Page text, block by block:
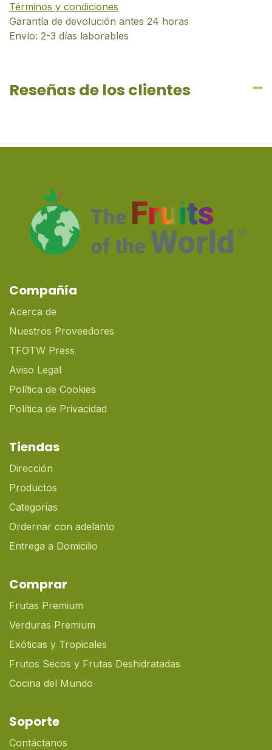
Términos y condiciones
Garantía de devolución antes 24 horas
Envío: 2-3 días laborables
Reseñas de los clientes
Compañía
Acerca de
Nuestros Proveedores
TFOTW Press
Aviso Legal
Política de Cookies
Política de Privacidad
Tiendas
Dirección
Productos
Categorias
Ordernar con adelanto
Entrega a Domicilio
Comprar
Frutas Premium
Verduras Premium
Exóticas y Tropicales
Frutos Secos y Frutas Deshidratadas
Cocina del Mundo
Soporte
Contáctanos